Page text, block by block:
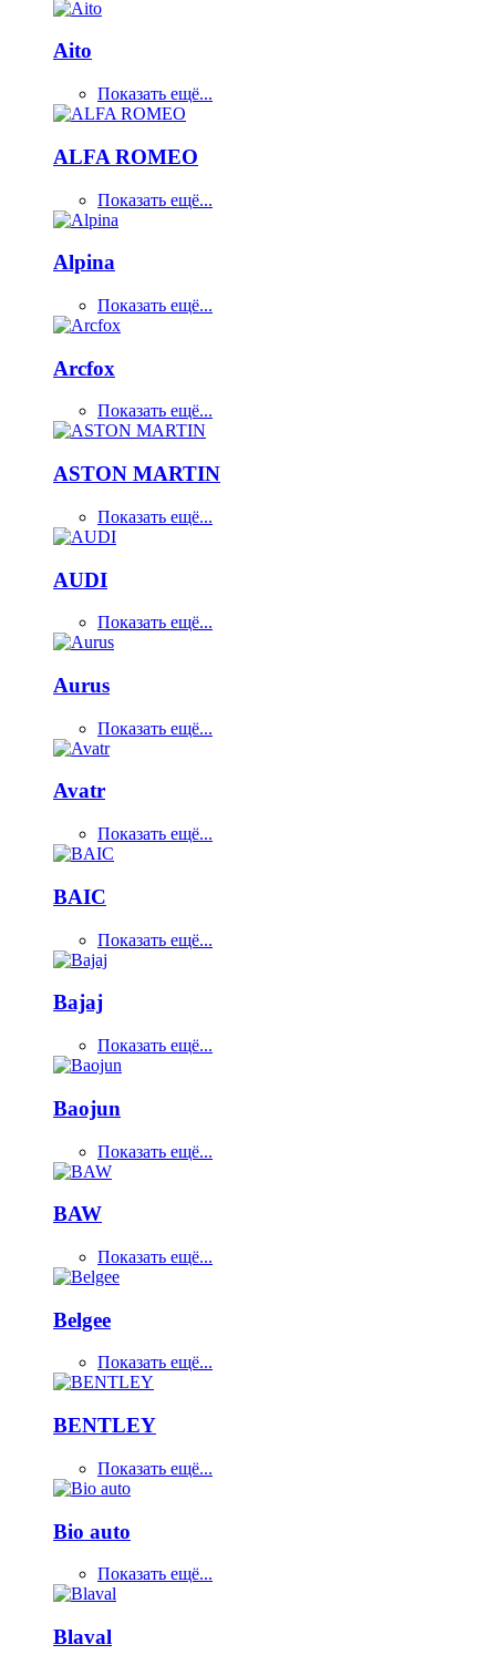
Aito
Показать ещё...
ALFA ROMEO
Показать ещё...
Alpina
Показать ещё...
Arcfox
Показать ещё...
ASTON MARTIN
Показать ещё...
AUDI
Показать ещё...
Aurus
Показать ещё...
Avatr
Показать ещё...
BAIC
Показать ещё...
Bajaj
Показать ещё...
Baojun
Показать ещё...
BAW
Показать ещё...
Belgee
Показать ещё...
BENTLEY
Показать ещё...
Bio auto
Показать ещё...
Blaval